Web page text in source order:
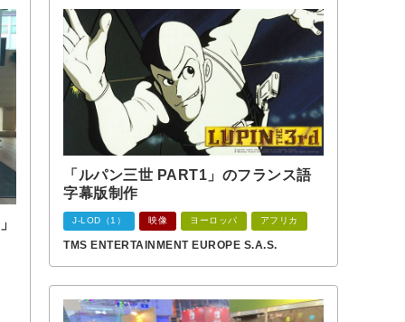
「ルパン三世 PART1」のフランス語
字幕版制作
J-LOD（1） 映像 ヨーロッパ アフリカ
TMS ENTERTAINMENT EUROPE S.A.S.